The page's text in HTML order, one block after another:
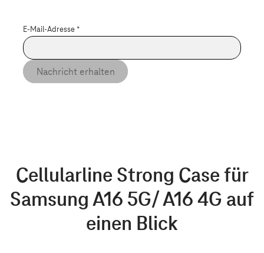
E-Mail-Adresse*
Nachricht erhalten
Cellularline Strong Case für
Samsung A16 5G/ A16 4G auf
einen Blick